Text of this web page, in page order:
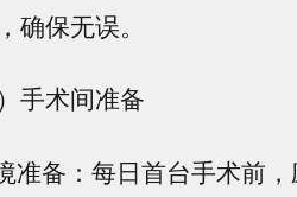
确保无误。
手术间准备
准备：每日首台手术前